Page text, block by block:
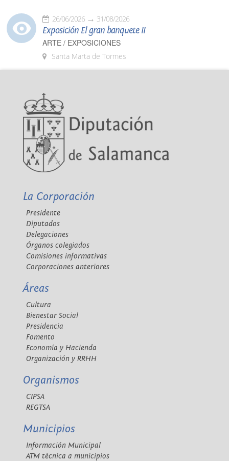
26/06/2026 31/08/2026
Exposición El gran banquete II
ARTE / EXPOSICIONES
Santa Marta de Tormes
La Corporación
Presidente
Diputados
Delegaciones
Órganos colegiados
Comisiones informativas
Corporaciones anteriores
Áreas
Cultura
Bienestar Social
Presidencia
Fomento
Economía y Hacienda
Organización y RRHH
Organismos
CIPSA
REGTSA
Municipios
Información Municipal
ATM técnica a municipios